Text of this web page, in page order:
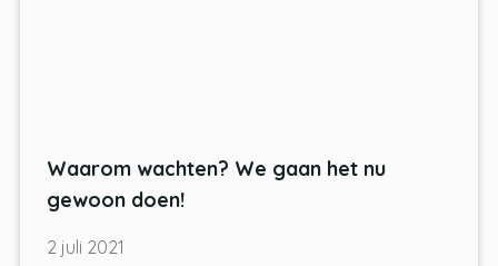
Waarom wachten? We gaan het nu
gewoon doen!
2 juli 2021